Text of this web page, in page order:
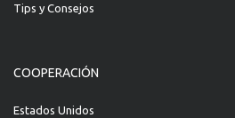
Tips y Consejos
COOPERACIÓN
Estados Unidos